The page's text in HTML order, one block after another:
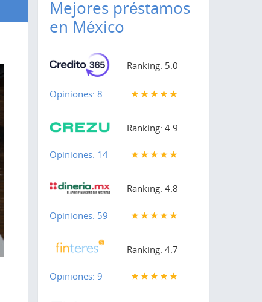
Mejores préstamos
en México
Ranking: 5.0
Opiniones: 8
Ranking: 4.9
Opiniones: 14
Ranking: 4.8
Opiniones: 59
Ranking: 4.7
Opiniones: 9